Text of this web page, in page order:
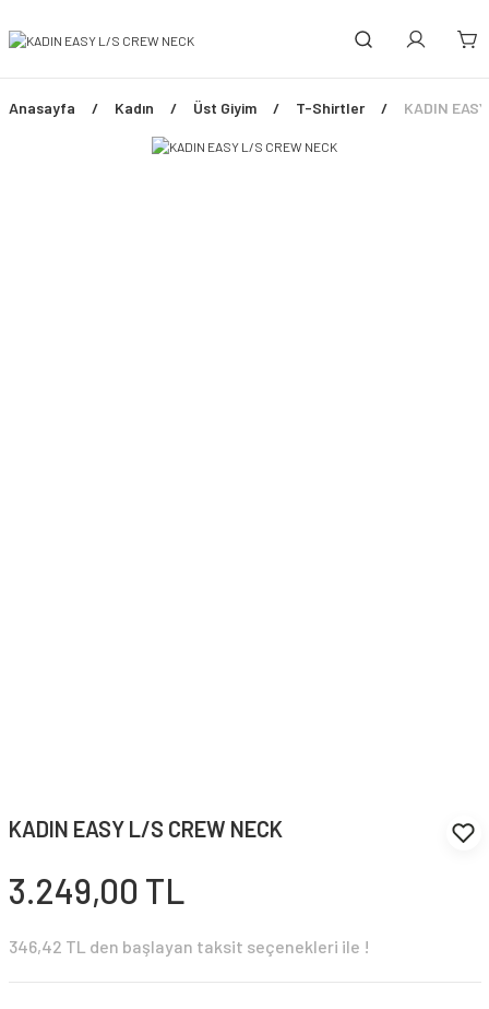
Anasayfa Kadın Üst Giyim T-Shirtler KADIN
KADIN EASY L/S CREW NECK
3.249,00 TL
346,42 TL den başlayan taksit seçenekleri ile !